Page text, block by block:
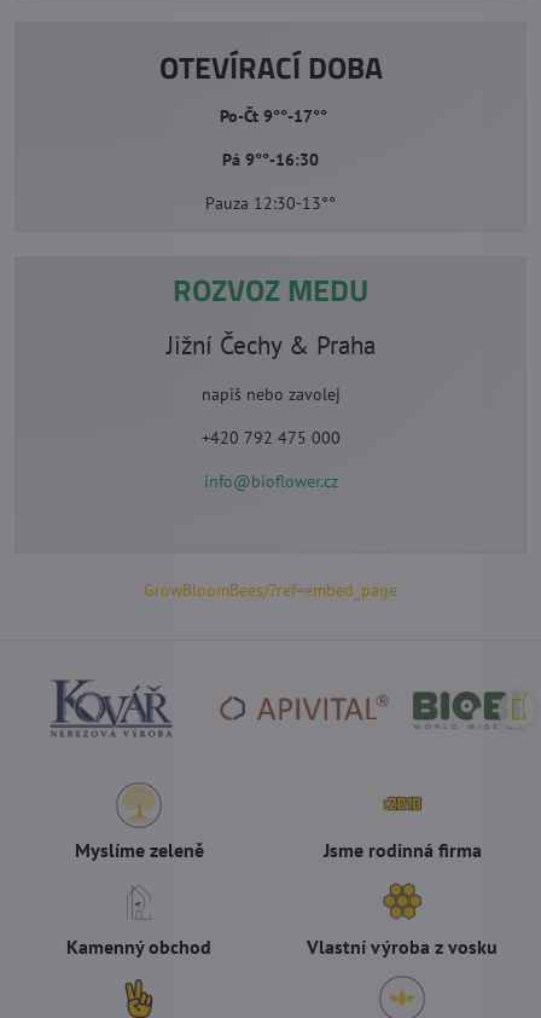
OTEVÍRACÍ DOBA
Po-Čt 9°°-17°°
Pá 9°°-16:30
Pauza 12:30-13°°
ROZVOZ MEDU
Jižní Čechy & Praha
napiš nebo zavolej
+420 792 475 000
info@bioflower.cz
GrowBloomBees/?ref=embed_page
Myslíme zeleně Jsme rodinná firma
Kamenný obchod Vlastní výroba z vosku